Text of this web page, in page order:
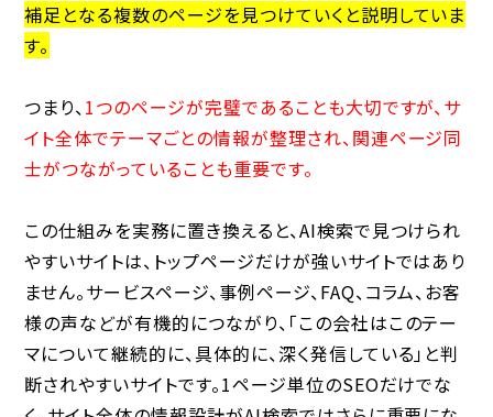
補足となる複数のページを見つけていくと説明していま
す。
つまり、 1つのページが完璧であることも大切ですが、サ
イト全体でテーマごとの情報が整理され、関連ページ同
士がつながっていることも重要です。
この仕組みを実務に置き換えると、AI検索で見つけられ
やすいサイトは、トップページだけが強いサイトではあり
ません。サービスページ、事例ページ、FAQ、コラム、お客
様の声などが有機的につながり、「この会社はこのテー
マについて継続的に、具体的に、深く発信している」と判
断されやすいサイトです。1ページ単位のSEOだけでな